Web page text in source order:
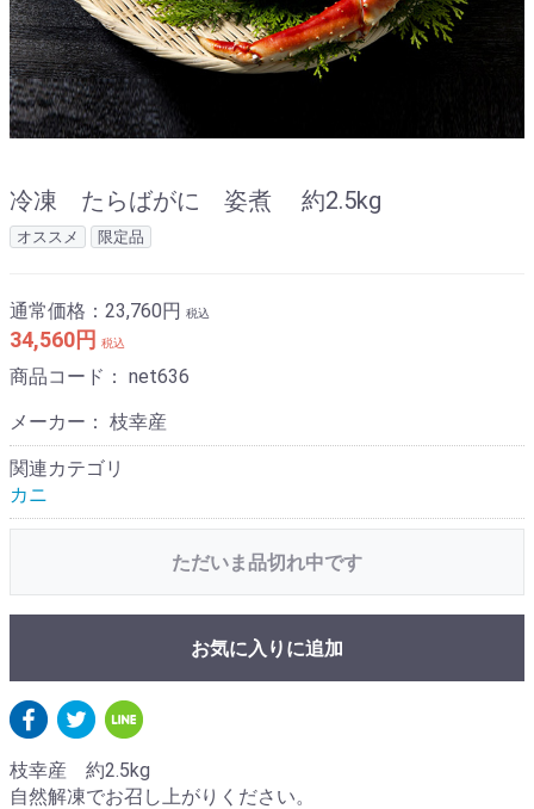
冷凍 たらばがに 姿煮 約2.5kg
オススメ 限定品
通常価格： 23,760円 税込
34,560円 税込
商品コード： net636
メーカー： 枝幸産
関連カテゴリ
カニ
ただいま品切れ中です
お気に入りに追加
枝幸産 約2.5kg
自然解凍でお召し上がりください。